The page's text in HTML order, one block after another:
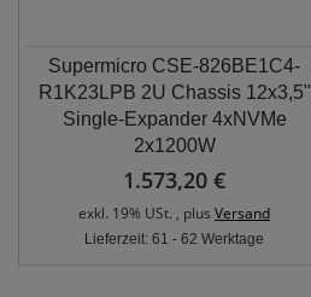
Supermicro CSE-826BE1C4-
R1K23LPB 2U Chassis 12x3,5"
Single-Expander 4xNVMe
2x1200W
1.573,20 €
exkl. 19% USt. , plus Versand
Lieferzeit: 61 - 62 Werktage